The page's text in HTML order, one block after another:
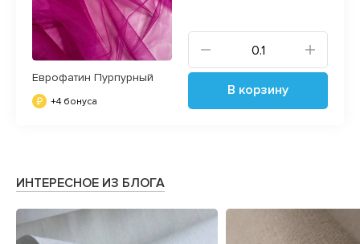
Еврофатин Пурпурный
+4 бонуса
В корзину
ИНТЕРЕСНОЕ ИЗ БЛОГА